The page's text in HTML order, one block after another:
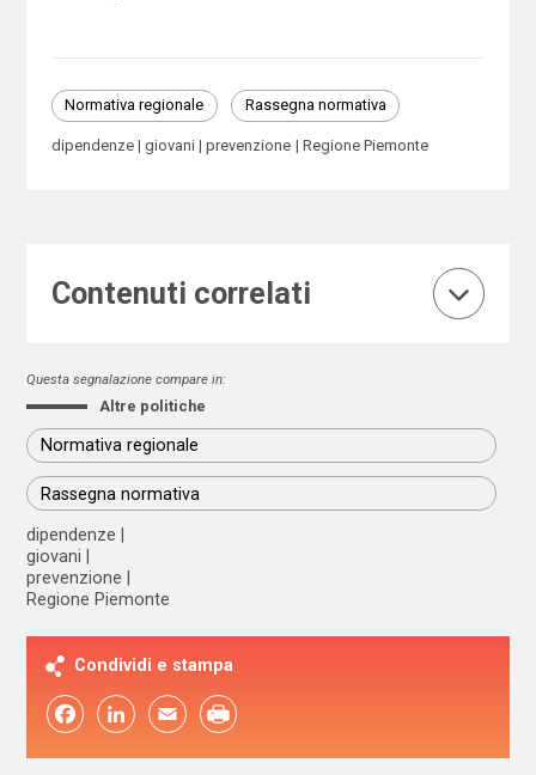
Normativa regionale Rassegna normativa
dipendenze giovani prevenzione Regione Piemonte
Contenuti correlati
Questa segnalazione compare in:
Altre politiche
Normativa regionale
Rassegna normativa
dipendenze
giovani
prevenzione
Regione Piemonte
Condividi e stampa
FacebookLinkedIn Email